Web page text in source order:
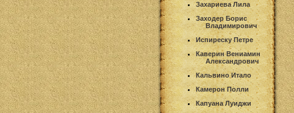
Захариева Лила
Заходер Борис
Владимирович
Испиреску Петре
Каверин Вениамин
Александрович
Кальвино Итало
Камерон Полли
Капуана Луиджи